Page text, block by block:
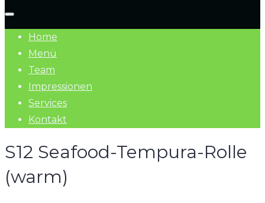
Home
Menü
Team
Impressionen
Services
Kontakt
S12 Seafood-Tempura-Rolle
(warm)